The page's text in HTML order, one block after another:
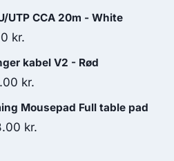
price
UTP CCA 20m - White
kr.
price
is:
kabel V2 - Rød
kr.
price
is:
Mousepad Full table pad
kr.